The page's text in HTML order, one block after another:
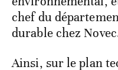
chef du
durable chez
Ainsi, sur le plan